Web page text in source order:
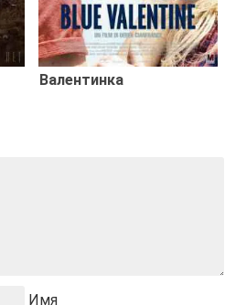
Валентинка
Имя